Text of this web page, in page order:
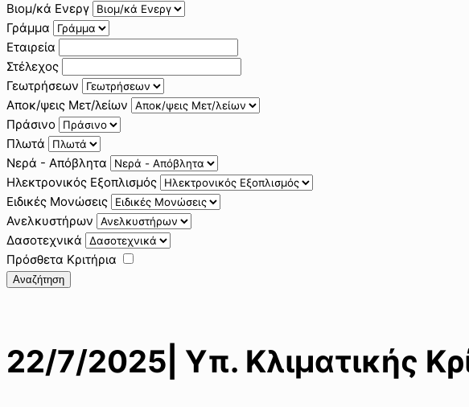
Βιομ/κά Ενεργ
Γράμμα
Εταιρεία
Στέλεχος
Γεωτρήσεων
Αποκ/ψεις Μετ/λείων
Πράσινο
Πλωτά
Νερά - Απόβλητα
Ηλεκτρονικός Εξοπλισμός
Ειδικές Μονώσεις
Ανελκυστήρων
Δασοτεχνικά
Πρόσθετα Κριτήρια
Αναζήτηση
22/7/2025| Υπ. Κλιματικής